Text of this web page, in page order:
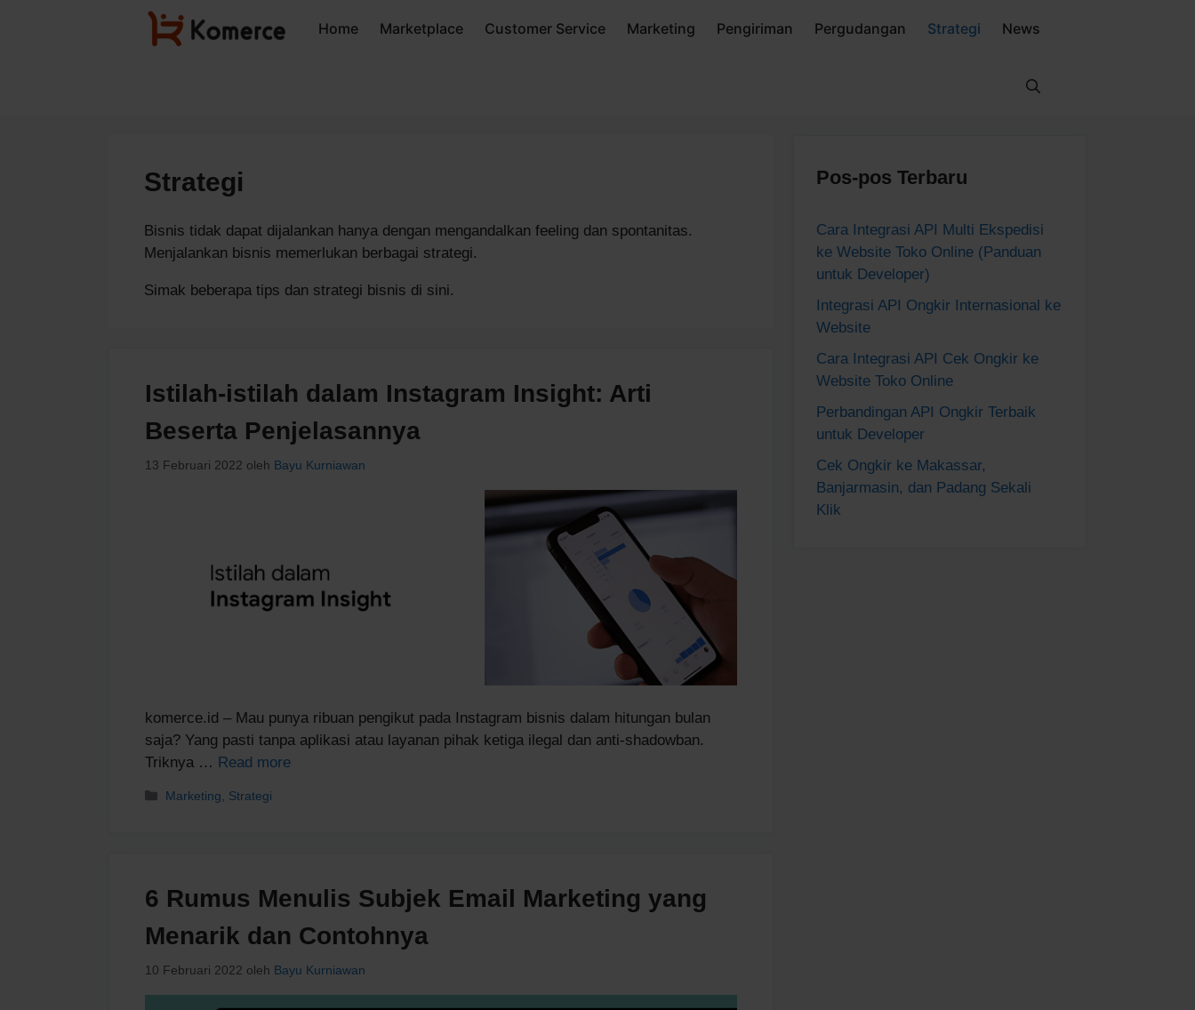
Home Marketplace Customer Service Marketing Pengiriman Pergudangan Strategi News
Strategi
Bisnis tidak dapat dijalankan hanya dengan mengandalkan feeling dan spontanitas.
Menjalankan bisnis memerlukan berbagai strategi.
Simak beberapa tips dan strategi bisnis di sini.
Istilah-istilah dalam Instagram Insight: Arti
Beserta Penjelasannya
13 Februari 2022 oleh Bayu Kurniawan
komerce.id – Mau punya ribuan pengikut pada Instagram bisnis dalam hitungan bulan
saja? Yang pasti tanpa aplikasi atau layanan pihak ketiga ilegal dan anti-shadowban.
Triknya … Read more
Kategori
Marketing Strategi
6 Rumus Menulis Subjek Email Marketing yang
Menarik dan Contohnya
10 Februari 2022 oleh Bayu Kurniawan
Pos-pos Terbaru
Cara Integrasi API Multi Ekspedisi
ke Website Toko Online (Panduan
untuk Developer)
Integrasi API Ongkir Internasional ke
Website
Cara Integrasi API Cek Ongkir ke
Website Toko Online
Perbandingan API Ongkir Terbaik
untuk Developer
Cek Ongkir ke Makassar,
Banjarmasin, dan Padang Sekali
Klik